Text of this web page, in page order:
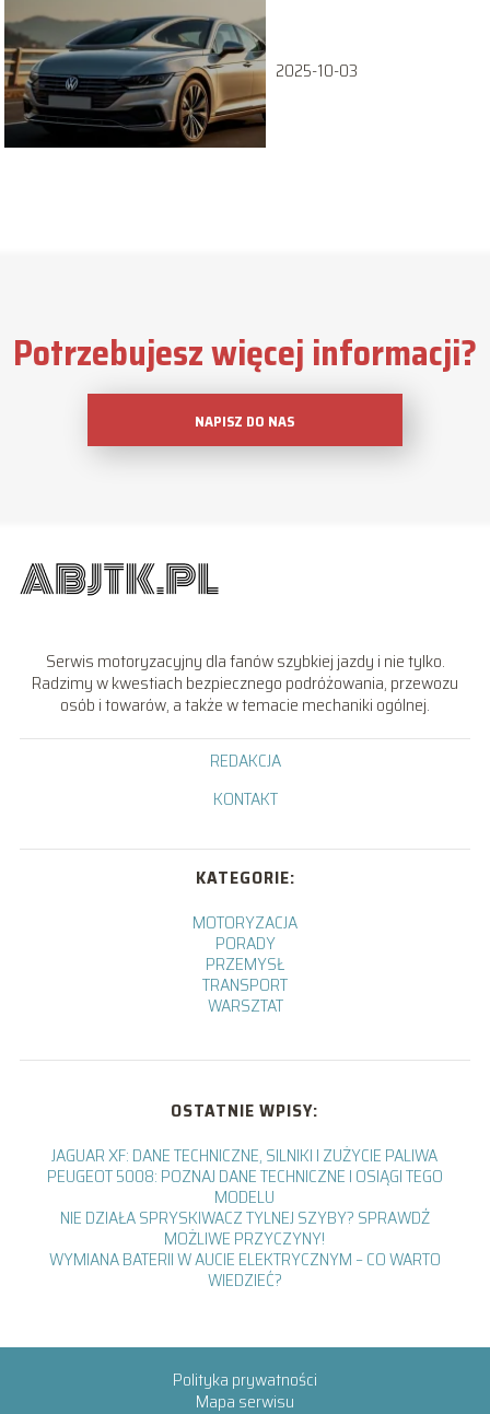
2025-10-03
Potrzebujesz więcej informacji?
NAPISZ DO NAS
Serwis motoryzacyjny dla fanów szybkiej jazdy i nie tylko.
Radzimy w kwestiach bezpiecznego podróżowania, przewozu
osób i towarów, a także w temacie mechaniki ogólnej.
REDAKCJA
KONTAKT
KATEGORIE:
MOTORYZACJA
PORADY
PRZEMYSŁ
TRANSPORT
WARSZTAT
OSTATNIE WPISY:
JAGUAR XF: DANE TECHNICZNE, SILNIKI I ZUŻYCIE PALIWA
PEUGEOT 5008: POZNAJ DANE TECHNICZNE I OSIĄGI TEGO
MODELU
NIE DZIAŁA SPRYSKIWACZ TYLNEJ SZYBY? SPRAWDŹ
MOŻLIWE PRZYCZYNY!
WYMIANA BATERII W AUCIE ELEKTRYCZNYM – CO WARTO
WIEDZIEĆ?
Polityka prywatności
Mapa serwisu